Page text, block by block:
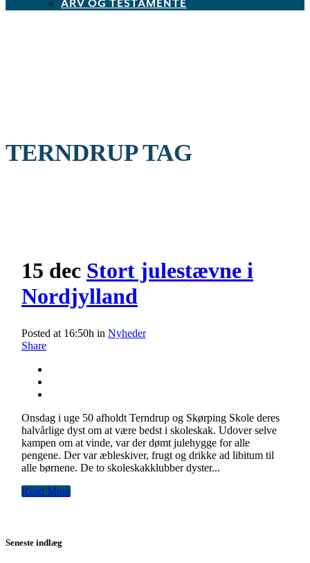
ARV OG TESTAMENTE
TERNDRUP TAG
15 dec Stort julestævne i
Nordjylland
Posted at 16:50h in Nyheder
Share
Onsdag i uge 50 afholdt Terndrup og Skørping Skole deres
halvårlige dyst om at være bedst i skoleskak. Udover selve
kampen om at vinde, var der dømt julehygge for alle
pengene. Der var æbleskiver, frugt og drikke ad libitum til
alle børnene. De to skoleskakklubber dyster...
Read More
Seneste indlæg